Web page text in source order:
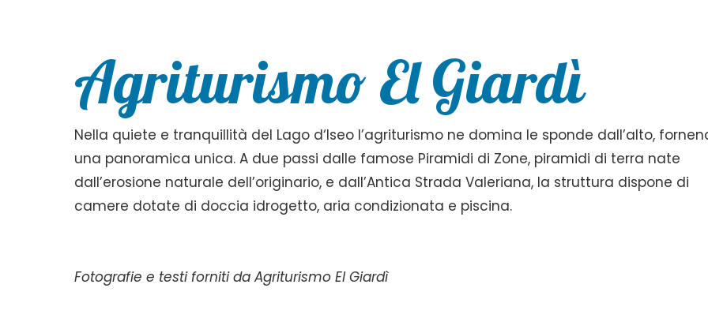
Agriturismo El Giardì
Nella quiete e tranquillità del Lago d‘Iseo l’agriturismo ne domina le sponde dall’alto,
una panoramica unica. A due passi dalle famose Piramidi di Zone, piramidi di terra nate
dall’erosione naturale dell’originario, e dall’Antica Strada Valeriana, la struttura dispone di
camere dotate di doccia idrogetto, aria condizionata e piscina.
Fotografie e testi forniti da Agriturismo El Giardì